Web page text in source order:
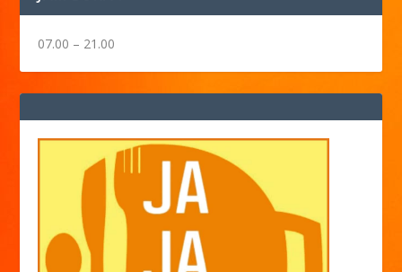
07.00 – 21.00